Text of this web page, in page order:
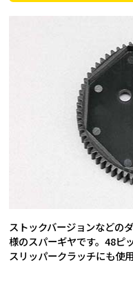
ストックバージョンなどの
様のスパーギヤです。48ピ
スリッパークラッチにも使